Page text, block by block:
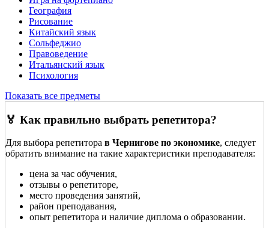
География
Рисование
Китайский язык
Сольфеджио
Правоведение
Итальянский язык
Психология
Показать все предметы
🏅 Как правильно выбрать репетитора?
Для выбора репетитора в Чернигове по экономике, следует
обратить внимание на такие характеристики преподавателя:
цена за час обучения,
отзывы о репетиторе,
место проведения занятий,
район преподавания,
опыт репетитора и наличие диплома о образовании.